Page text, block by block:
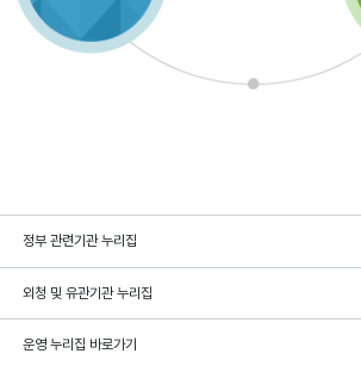
정부 관련기관 누리집
외청 및 유관기관 누리집
운영 누리집 바로가기